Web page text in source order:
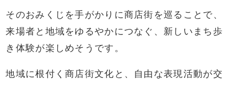
そのおみくじを手がかりに商店街を巡ることで、
来場者と地域をゆるやかにつなぐ、新しいまち歩
き体験が楽しめそうです。
地域に根付く商店街文化と、自由な表現活動が交